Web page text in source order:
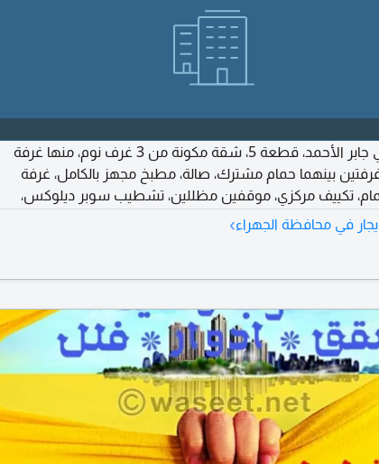
للإيجار في جابر الأحمد، قطعة 5، شقة مكونة من 3 غرف نوم، منها غرفة
بينهما حمام مشترك، صالة، مطبخ مجهز بالكامل، غرفة
تكييف مركزي، موقفين مظللين، تشطيب سوبر ديلوكس،
ولدينا المزيد من الشقق والأدوار.
في محافظة الجهراء›